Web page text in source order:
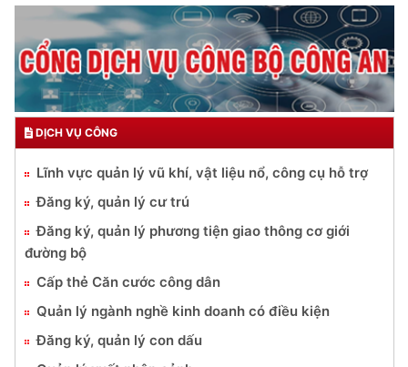
DỊCH VỤ CÔNG
Lĩnh vực quản lý vũ khí, vật liệu nổ, công cụ hỗ trợ
Đăng ký, quản lý cư trú
Đăng ký, quản lý phương tiện giao thông cơ giới
đường bộ
Cấp thẻ Căn cước công dân
Quản lý ngành nghề kinh doanh có điều kiện
Đăng ký, quản lý con dấu